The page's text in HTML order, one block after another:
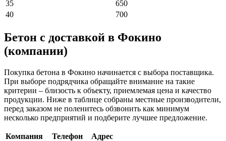
35
650
40
700
Бетон с доставкой в Фокино
(компании)
Покупка бетона в Фокино начинается с выбора поставщика.
При выборе подрядчика обращайте внимание на такие
критерии – близость к объекту, приемлемая цена и качество
продукции. Ниже в таблице собраны местные производители,
перед заказом не поленитесь обзвонить как минимум
несколько предприятий и подберите лучшее предложение.
Компания Телефон
Адрес